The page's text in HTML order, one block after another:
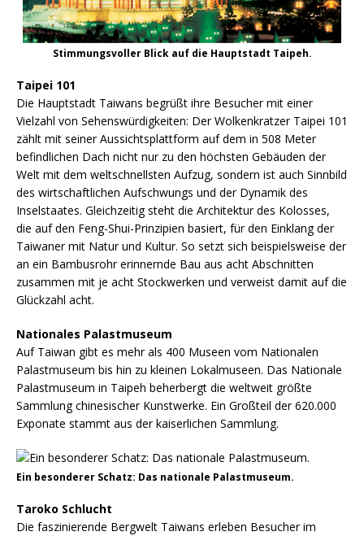
Stimmungsvoller Blick auf die Hauptstadt Taipeh.
Taipei 101
Die Hauptstadt Taiwans begrüßt ihre Besucher mit einer
Vielzahl von Sehenswürdigkeiten: Der Wolkenkratzer Taipei 101
zählt mit seiner Aussichtsplattform auf dem in 508 Meter
befindlichen Dach nicht nur zu den höchsten Gebäuden der
Welt mit dem weltschnellsten Aufzug, sondern ist auch Sinnbild
des wirtschaftlichen Aufschwungs und der Dynamik des
Inselstaates. Gleichzeitig steht die Architektur des Kolosses,
die auf den Feng-Shui-Prinzipien basiert, für den Einklang der
Taiwaner mit Natur und Kultur. So setzt sich beispielsweise der
an ein Bambusrohr erinnernde Bau aus acht Abschnitten
zusammen mit je acht Stockwerken und verweist damit auf die
Glückzahl acht.
Nationales Palastmuseum
Auf Taiwan gibt es mehr als 400 Museen vom Nationalen
Palastmuseum bis hin zu kleinen Lokalmuseen. Das Nationale
Palastmuseum in Taipeh beherbergt die weltweit größte
Sammlung chinesischer Kunstwerke. Ein Großteil der 620.000
Exponate stammt aus der kaiserlichen Sammlung.
Ein besonderer Schatz: Das nationale Palastmuseum.
Taroko Schlucht
Die faszinierende Bergwelt Taiwans erleben Besucher im